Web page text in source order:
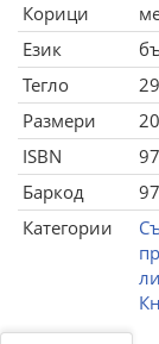
Корици
Език
Тегло
Размери
ISBN
Баркод
Категории